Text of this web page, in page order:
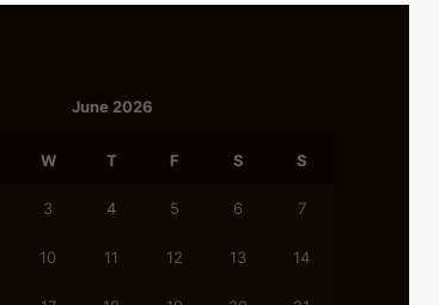
June 2026
W T F S S
3 4 5 6 7
10 11 12 13 14